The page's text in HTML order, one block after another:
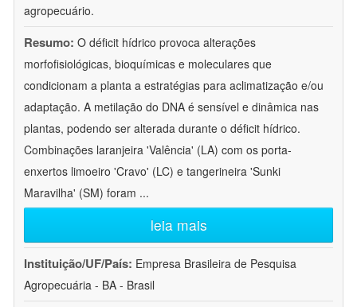
agropecuário.
Resumo: O déficit hídrico provoca alterações
morfofisiológicas, bioquímicas e moleculares que
condicionam a planta a estratégias para aclimatização e/ou
adaptação. A metilação do DNA é sensível e dinâmica nas
plantas, podendo ser alterada durante o déficit hídrico.
Combinações laranjeira 'Valência' (LA) com os porta-
enxertos limoeiro 'Cravo' (LC) e tangerineira 'Sunki
Maravilha' (SM) foram ...
leia mais
Instituição/UF/País: Empresa Brasileira de Pesquisa
Agropecuária - BA - Brasil